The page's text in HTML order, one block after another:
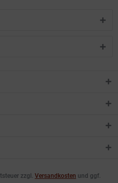
zzgl. Versandkosten und ggf.